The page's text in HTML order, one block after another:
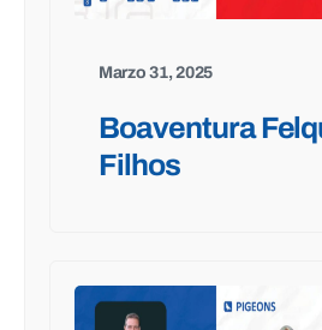
Marzo 31, 2025
Boaventura
Filhos